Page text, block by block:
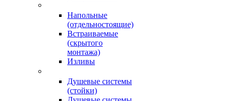
Напольные
(отдельностоящие)
Встраиваемые
(скрытого
монтажа)
Изливы
Душевые системы
(стойки)